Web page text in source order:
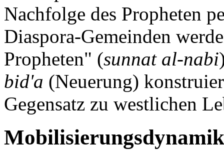
Nachfolge des Propheten
Diaspora-Gemeinden
Propheten" (sunnat al-nabi
bid'a (Neuerung)
Gegensatz zu westlichen